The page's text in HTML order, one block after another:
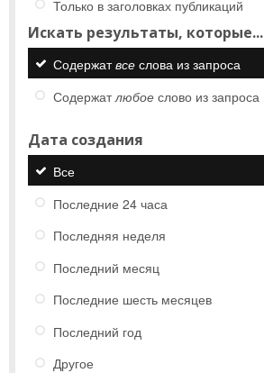
Только в заголовках публикаций
Искать результаты, которые...
Содержатвсе слова из запроса
Содержатлюбое слово из запроса
Дата создания
Все
Последние 24 часа
Последняя неделя
Последний месяц
Последние шесть месяцев
Последний год
Другое